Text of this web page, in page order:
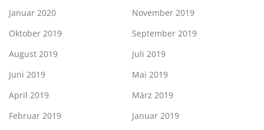
Januar 2020
November 2019
Oktober 2019
September 2019
August 2019
Juli 2019
Juni 2019
Mai 2019
April 2019
März 2019
Februar 2019
Januar 2019